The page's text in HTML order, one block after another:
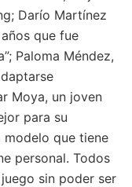
Darío Martínez
que fue
Paloma Méndez,
Moya, un joven
para su
modelo que tiene
personal. Todos
sin poder ser